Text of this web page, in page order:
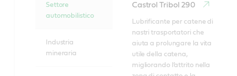
Settore
automobilistico
Industria
mineraria
Castrol Tribol 290
Lubrificante per catene di
nastri trasportatori che
aiuta a prolungare la vita
utile della catena,
migliorando l’attrito nella